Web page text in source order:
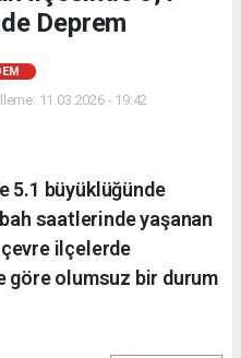
Deprem
11.03.2026 - 19:42
5.1 büyüklüğünde
saatlerinde yaşanan
çevre ilçelerde
göre olumsuz bir durum